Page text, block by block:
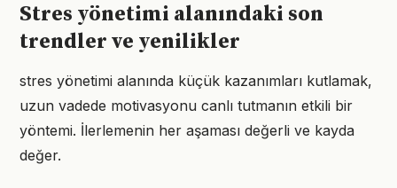
Stres yönetimi alanındaki son
trendler ve yenilikler
stres yönetimi alanında küçük kazanımları kutlamak,
uzun vadede motivasyonu canlı tutmanın etkili bir
yöntemi. İlerlemenin her aşaması değerli ve kayda
değer.